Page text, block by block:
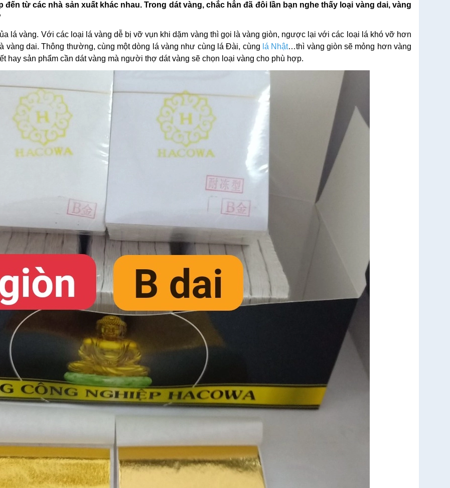
từ các nhà sản xuất khác nhau. Trong dát vàng, chắc hẳn đã đôi lần bạn nghe thấy loại vàng dai, vàng
lá vàng. Với các loại lá vàng dễ bị vỡ vụn khi dặm vàng thì gọi là vàng giòn, ngược lại với các loại lá khó vỡ hơn
vàng dai. Thông thường, cùng một dòng lá vàng như cùng lá Đài, cùng lá Nhật…thì vàng giòn sẽ mỏng hơn vàng
hay sản phẩm cần dát vàng mà người thợ dát vàng sẽ chọn loại vàng cho phù hợp.